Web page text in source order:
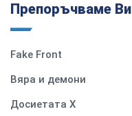
Препоръчваме Ви
Fake Front
Вяра и демони
Досиетата Х